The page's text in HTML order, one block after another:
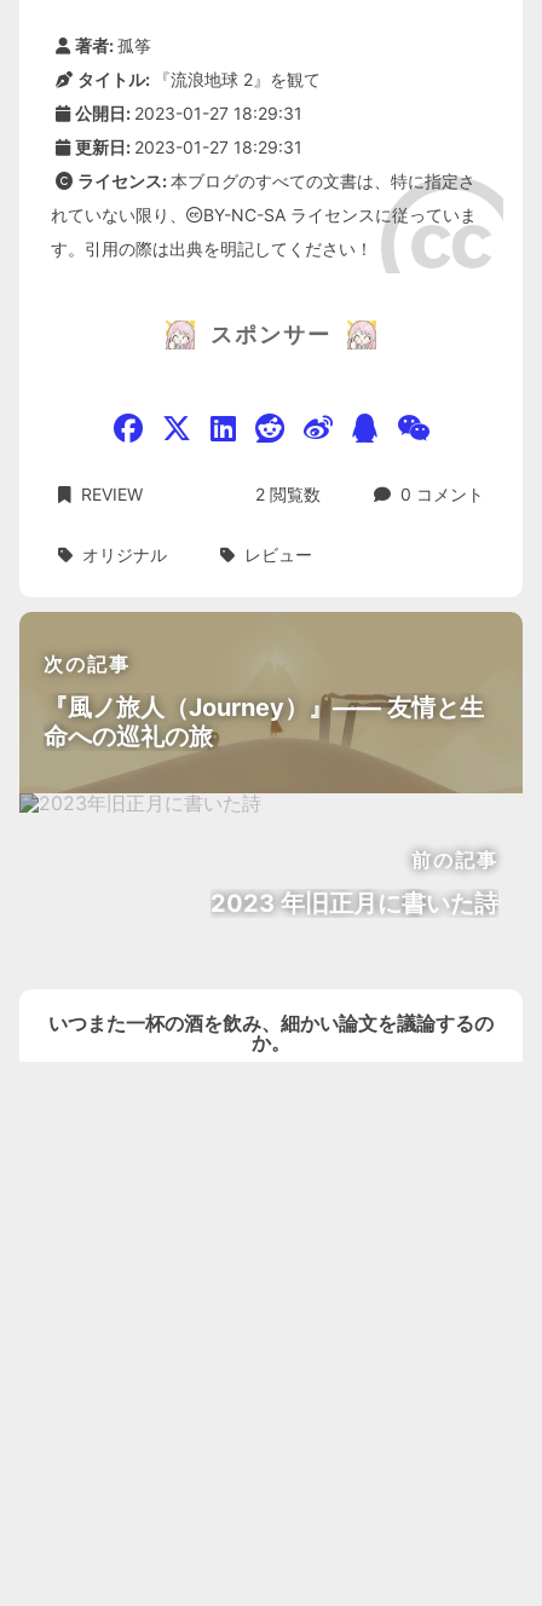
著者:孤筝
タイトル:
『流浪地球 2』を観て
公開日: 2023-01-27 18:29:31
更新日: 2023-01-27 18:29:31
ライセンス:本ブログのすべての文書は、特に指定さ
れていない限り、
BY-NC-SA ライセンスに従っていま
す。引用の際は出典を明記してください！
スポンサー
0 コメント
2 閲覧数
REVIEW
オリジナル レビュー
次の記事
『風ノ旅人（Journey）』—— 友情と生
命への巡礼の旅
前の記事
2023 年旧正月に書いた詩
いつまた一杯の酒を飲み、細かい論文を議論するの
か。